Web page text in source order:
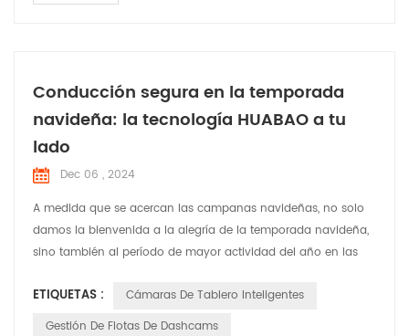
Conducción segura en la temporada
navideña: la tecnología HUABAO a tu
lado
Dec 06 , 2024
A medida que se acercan las campanas navideñas, no solo
damos la bienvenida a la alegría de la temporada navideña,
sino también al período de mayor actividad del año en las
HUABAO Technology, un fabricante líder de grabadoras de
conducción y productos GPS elock, se compromete a
ETIQUETAS :
Cámaras De Tablero Inteligentes
Gestión De Flotas De Dashcams